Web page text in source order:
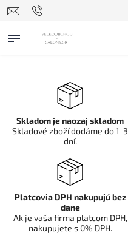
Skladom je naozaj skladom
Skladové zboží dodáme do 1-3
dní.
Platcovia DPH nakupujú bez
dane
Ak je vaša firma platcom DPH,
nakupujete s 0% DPH.